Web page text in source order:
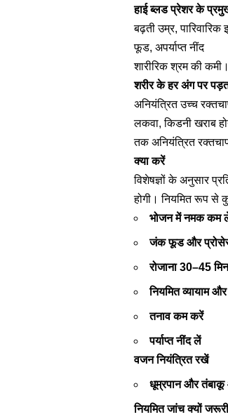
हाई ब्लड प्रेशर के
बढ़ती उम्र,
फूड, अपर्याप्त नींद
शारीरिक श्रम की कमी।
शरीर के हर अंग पर
अनियंत्रित उच्च
लकवा, किडनी खराब
तक अनियंत्रित
क्या करें
विशेषज्ञों के अनुसार
होगी। नियमित रूप
भोजन में नमक कम
जंक फूड और
रोजाना 30–45
नियमित व्यायाम
तनाव कम करें
पर्याप्त नींद लें
वजन नियंत्रित रखें
धूम्रपान और
नियमित जांच क्यों जरूरी